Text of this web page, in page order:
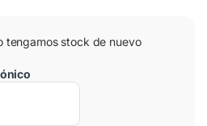
tengamos stock de nuevo